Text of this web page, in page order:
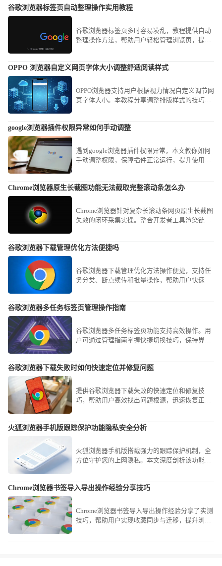
谷歌浏览器标签页自动整理操作实用教程
谷歌浏览器标签页多时容易凌乱，教程提供自动
整理操作方法，帮助用户轻松管理浏览页，提高
OPPO 浏览器自定义网页字体大小调整舒适阅读样式
OPPO浏览器支持用户根据视力情况自定义调节网
页字体大小。本教程分享调整排版样式的技巧，
读视觉体验。
google浏览器插件权限异常如何手动调整
遇到google浏览器插件权限异常，本文教你如何
手动调整权限，保障插件正常运行，提升使用安
Chrome浏览器原生长截图功能无法截取完整滚动条怎么办
Chrome浏览器针对复杂长滚动条网页原生长截图
失效的闭环采集实操。整合开发者工具渲染链路
谷歌浏览器下载管理优化方法便捷吗
谷歌浏览器下载管理优化方法操作便捷，支持任
务分类、断点续传和批量操作，帮助用户快速管
谷歌浏览器多任务标签页管理操作指南
谷歌浏览器多任务标签页功能支持高效操作。用
户可通过管理指南掌握快捷切换技巧，保持界面
谷歌浏览器下载失败时如何快速定位并修复问题
提供谷歌浏览器下载失败的快速定位和修复技
巧，帮助用户高效找出问题根源，迅速恢复正常
火狐浏览器手机版跟踪保护功能隐私安全分析
火狐浏览器手机版搭载强力的跟踪保护机制，全
方位守护您的上网隐私。本文深度剖析该功能如
隐秘且安全，营造高信任度的上网空间。
Chrome浏览器书签导入导出操作经验分享技巧
Chrome浏览器书签导入导出操作经验分享了实测
技巧，帮助用户实现收藏同步与迁移，提升浏览